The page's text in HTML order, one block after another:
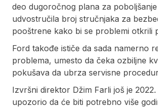
deo dugoročnog plana za
udvostručila broj stručnjaka za
pooštrene kako bi se problemi otkrili
Ford takođe ističe da sada namerno
problema, umesto da čeka ozbiljne
pokušava da ubrza servisne
Izvršni direktor Džim Farli još je
upozorio da će biti potrebno više